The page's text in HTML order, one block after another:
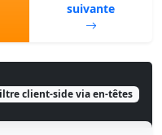
suivante
client-side via en-têtes